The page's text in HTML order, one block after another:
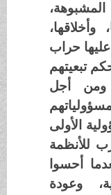
حراب
تبعيتهم
أجل
الأولى
أحسوا
وعودة